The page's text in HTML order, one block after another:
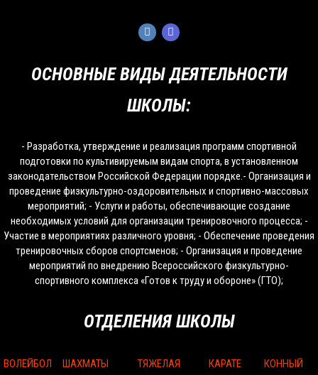
ОСНОВНЫЕ ВИДЫ ДЕЯТЕЛЬНОСТИ
ШКОЛЫ:
- Разработка, утверждение и реализация программ спортивной
подготовки по культивируемым видам спорта, в установленном
законодательством Российской Федерации порядке.- Организация и
проведение физкультурно-оздоровительных и спортивно-массовых
мероприятий; - Услуги и работы, обеспечивающие создание
необходимых условий для организации тренировочного процесса; -
Участие в мероприятиях различного уровня; - Обеспечение проведения
тренировочных сборов спортсменов; - Организация и проведение
мероприятий по внедрению Всероссийского физкультурно-
спортивного комплекса «Готов к труду и обороне» (ГТО);
ОТДЕЛЕНИЯ ШКОЛЫ
ВОЛЕЙБОЛ ШАХМАТЫ
ТЯЖЕЛАЯ
КАРАТЕ
КОННЫЙ